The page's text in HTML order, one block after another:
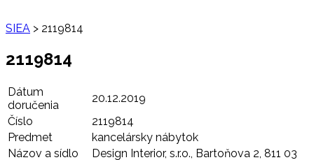
SIEA > 2119814
2119814
Dátum
doručenia
20.12.2019
Číslo
2119814
Predmet
kancelársky nábytok
Názov a sídlo
Design Interior, s.r.o., Bartoňova 2, 811 03